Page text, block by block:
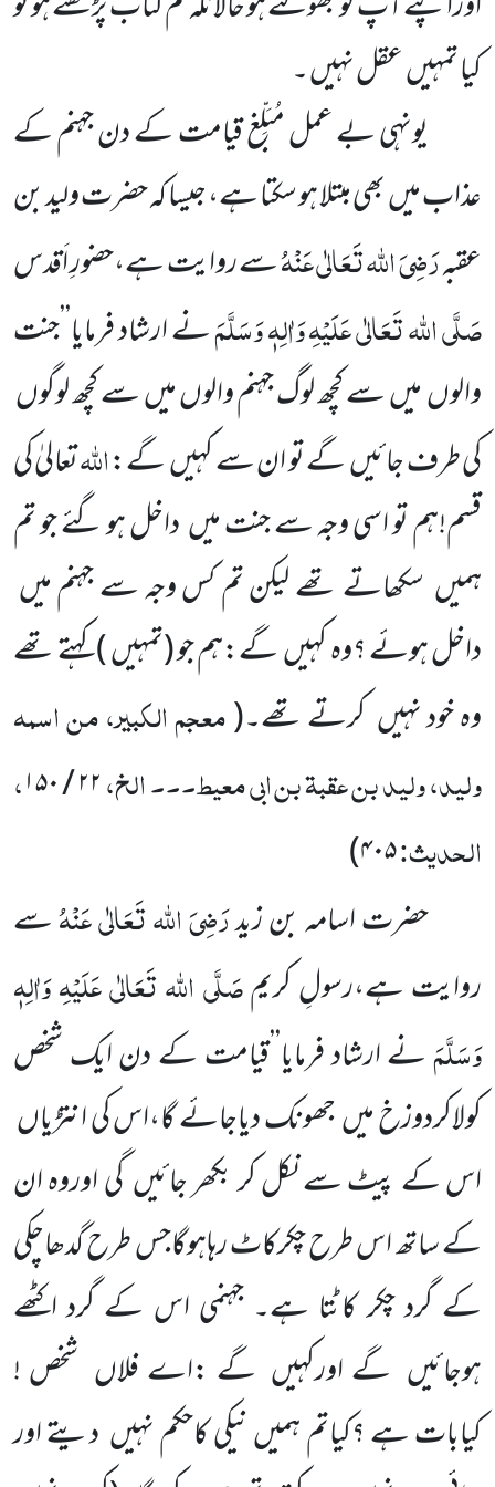
کیا تمہیں عقل نہیں ۔
یونہی بے عمل مُبَلِّغ قیامت کے دن جہنم کے
عذاب میں بھی مبتلا ہو سکتا ہے، جیسا کہ حضرت ولید بن
عقبہرَضِیَ اللہ تَعَالٰی عَنْہُسے روایت ہے،حضورِ اَقدس
صَلَّی اللہ تَعَالٰی عَلَیْہِ وَاٰلِہٖ وَسَلَّمَنے ارشاد فرمایا’’جنت
والوں میں سے کچھ لوگ جہنم والوں میں سے کچھ لوگوں
کی طرف جائیں گے تو ان سے کہیں گے:اللہتعالیٰ کی
قسم!ہم تو اسی وجہ سے جنت میں داخل ہو گئے جو تم
ہمیں سکھاتے تھے لیکن تم کس وجہ سے جہنم میں
داخل ہوئے ؟وہ کہیں گے:ہم جو (تمہیں ) کہتے تھے
وہ خود نہیں کرتے تھے۔(معجم الکبیر، من اسمہ
ولید، ولید بن عقبۃ بن ابی معیط۔۔۔ الخ،۲۲ / ۱۵۰
،
الحدیث:۴۰۵)
حضرت اسامہ بن زیدرَضِیَ اللہ تَعَالٰی عَنْہُسے
روایت ہے،رسولِ کریمصَلَّی اللہ تَعَالٰی عَلَیْہِ وَاٰلِہٖ
وَسَلَّمَنے ارشاد فرمایا’’قیامت کے دن ایک شخص
کولاکردوزخ میں جھونک دیاجائے گا،اس کی انتڑیاں
اس کے پیٹ سے نکل کر بکھر جائیں گی اوروہ ان
کے ساتھ اس طرح چکرکاٹ رہاہوگاجس طرح گدھاچکی
کے گرد چکر کاٹتا ہے۔ جہنمی اس کے گرد اکٹھے
ہوجائیں گے اورکہیں گے :اے فلاں شخص !
کیابات ہے ؟کیاتم ہمیں نیکی کاحکم نہیں دیتے اور